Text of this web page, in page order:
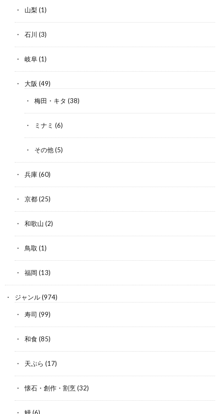
山梨(1)
石川 (3)
岐阜(1)
大阪 (49)
梅田・キタ (38)
ミナミ (6)
その他(5)
兵庫(60)
京都(25)
和歌山 (2)
鳥取 (1)
福岡 (13)
ジャンル(974)
寿司 (99)
和食 (85)
天ぷら (17)
懐石・創作・割烹(32)